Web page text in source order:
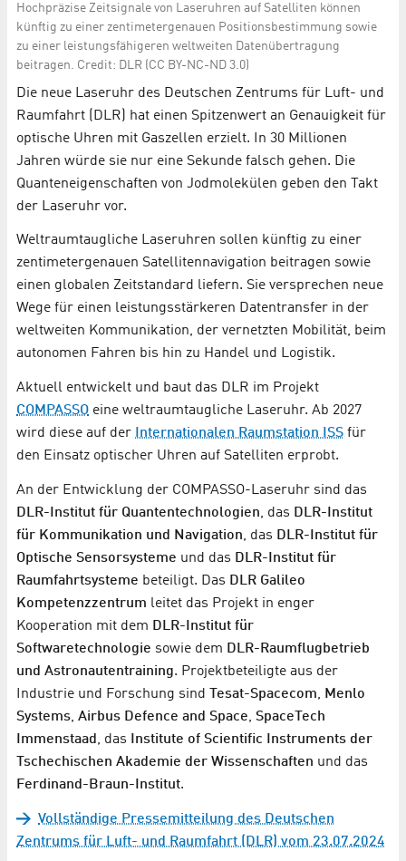
Hochpräzise Zeitsignale von Laseruhren auf Satelliten können
künftig zu einer zentimetergenauen Positionsbestimmung sowie
zu einer leistungsfähigeren weltweiten Datenübertragung
beitragen. Credit: DLR (CC BY-NC-ND 3.0)
Die neue Laseruhr des Deutschen Zentrums für Luft- und
Raumfahrt (DLR) hat einen Spitzenwert an Genauigkeit für
optische Uhren mit Gaszellen erzielt. In 30 Millionen
Jahren würde sie nur eine Sekunde falsch gehen. Die
Quanteneigenschaften von Jodmolekülen geben den Takt
der Laseruhr vor.
Weltraumtaugliche Laseruhren sollen künftig zu einer
zentimetergenauen Satellitennavigation beitragen sowie
einen globalen Zeitstandard liefern. Sie versprechen neue
Wege für einen leistungsstärkeren Datentransfer in der
weltweiten Kommunikation, der vernetzten Mobilität, beim
autonomen Fahren bis hin zu Handel und Logistik.
Aktuell entwickelt und baut das DLR im Projekt
COMPASSO eine weltraumtaugliche Laseruhr. Ab 2027
wird diese auf der
Internationalen Raumstation ISS für
den Einsatz optischer Uhren auf Satelliten erprobt.
An der Entwicklung der COMPASSO-Laseruhr sind das
DLR-Institut für Quantentechnologien, das DLR-Institut
für Kommunikation und Navigation, das DLR-Institut für
Optische Sensorsysteme und das DLR-Institut für
Raumfahrtsysteme beteiligt. Das DLR Galileo
Kompetenzzentrum leitet das Projekt in enger
Kooperation mit dem DLR-Institut für
Softwaretechnologie sowie dem DLR-Raumflugbetrieb
und Astronautentraining. Projektbeteiligte aus der
Industrie und Forschung sind
Tesat-Spacecom, Menlo
Systems, Airbus Defence and Space, SpaceTech
Immenstaad , das
Institute of Scientific Instruments der
Tschechischen Akademie der Wissenschaften und das
Ferdinand-Braun-Institut.
Vollständige Pressemitteilung des Deutschen
Zentrums für Luft- und Raumfahrt (DLR) vom 23.07.2024